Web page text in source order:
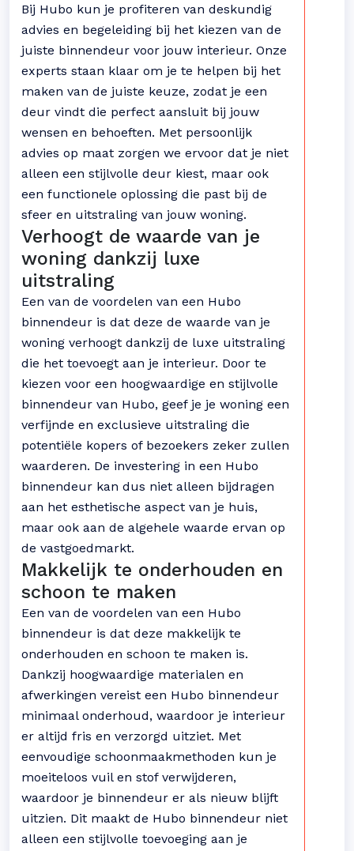
Bij Hubo kun je profiteren van deskundig
advies en begeleiding bij het kiezen van de
juiste binnendeur voor jouw interieur. Onze
experts staan klaar om je te helpen bij het
maken van de juiste keuze, zodat je een
deur vindt die perfect aansluit bij jouw
wensen en behoeften. Met persoonlijk
advies op maat zorgen we ervoor dat je niet
alleen een stijlvolle deur kiest, maar ook
een functionele oplossing die past bij de
sfeer en uitstraling van jouw woning.
Verhoogt de waarde van je
woning dankzij luxe
uitstraling
Een van de voordelen van een Hubo
binnendeur is dat deze de waarde van je
woning verhoogt dankzij de luxe uitstraling
die het toevoegt aan je interieur. Door te
kiezen voor een hoogwaardige en stijlvolle
binnendeur van Hubo, geef je je woning een
verfijnde en exclusieve uitstraling die
potentiële kopers of bezoekers zeker zullen
waarderen. De investering in een Hubo
binnendeur kan dus niet alleen bijdragen
aan het esthetische aspect van je huis,
maar ook aan de algehele waarde ervan op
de vastgoedmarkt.
Makkelijk te onderhouden en
schoon te maken
Een van de voordelen van een Hubo
binnendeur is dat deze makkelijk te
onderhouden en schoon te maken is.
Dankzij hoogwaardige materialen en
afwerkingen vereist een Hubo binnendeur
minimaal onderhoud, waardoor je interieur
er altijd fris en verzorgd uitziet. Met
eenvoudige schoonmaakmethoden kun je
moeiteloos vuil en stof verwijderen,
waardoor je binnendeur er als nieuw blijft
uitzien. Dit maakt de Hubo binnendeur niet
alleen een stijlvolle toevoeging aan je